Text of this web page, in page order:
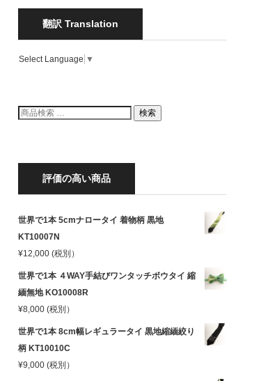
翻訳 Translation
Select Language ▼
検
索
検索
評価の高い商品
世界で1本 5cmナロータイ 着物柄 黒地
KT10007N
¥12,000 (税別）
世界で1本 ４WAY手結びワンタッチボウタイ 縮
緬無地 KO10008R
¥8,000 (税別）
世界で1本 8cm幅レギュラータイ 黒地縮緬絞り
柄 KT10010C
¥9,000 (税別）